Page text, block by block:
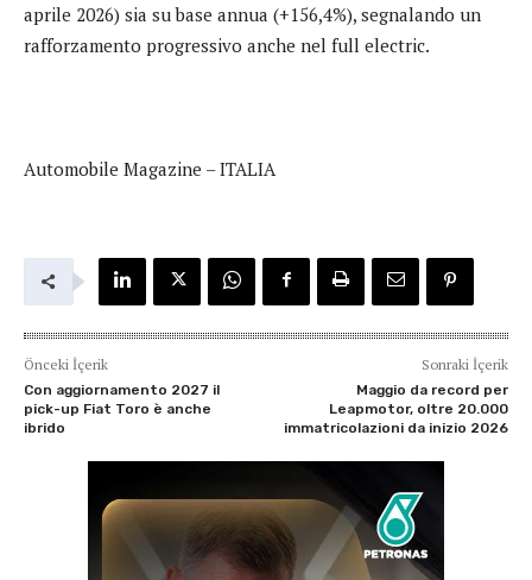
aprile 2026) sia su base annua (+156,4%), segnalando un
rafforzamento progressivo anche nel full electric.
Automobile Magazine – ITALIA
Önceki İçerik
Con aggiornamento 2027 il
pick-up Fiat Toro è anche
ibrido
Sonraki İçerik
Maggio da record per
Leapmotor, oltre 20.000
immatricolazioni da inizio 2026